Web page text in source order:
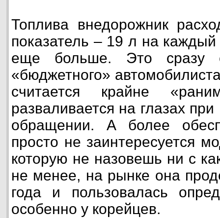
Топлива внедорожник
показатель – 19 л на
еще больше. Это сразу
«бюджетного»
считается крайне
разваливается на глазах
обращении. А более
просто не заинтересуется
которую не назовешь ни с
не менее, на рынке она
года и пользовалась
особенно у корейцев.